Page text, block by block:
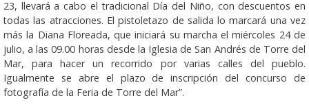
23, llevará a cabo el tradicional Día del Niño, con descuentos en
todas las atracciones. El pistoletazo de salida lo marcará una vez
más la Diana Floreada, que iniciará su marcha el miércoles 24 de
julio, a las 09.00 horas desde la Iglesia de San Andrés de Torre del
Mar, para hacer un recorrido por varias calles del pueblo.
Igualmente se abre el plazo de inscripción del concurso de
fotografía de la Feria de Torre del Mar”.